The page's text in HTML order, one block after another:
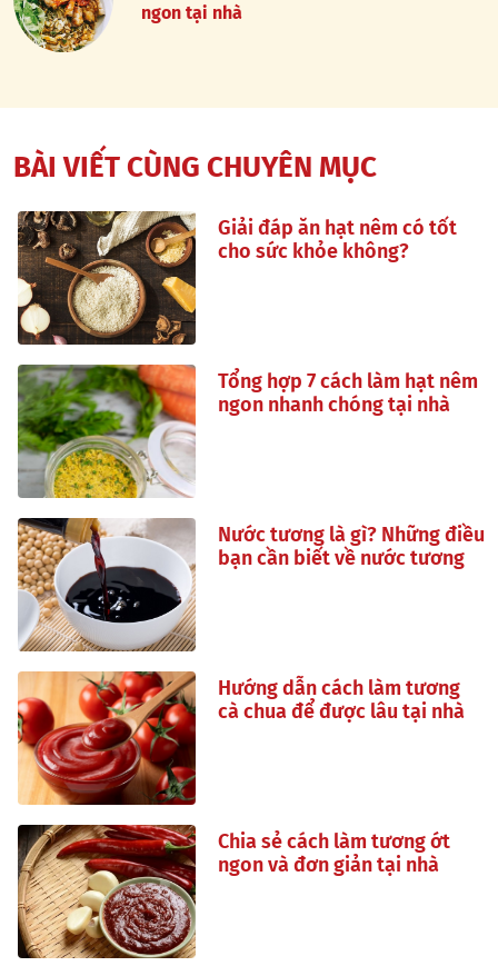
ngon tại nhà
BÀI VIẾT CÙNG CHUYÊN MỤC
Giải đáp ăn hạt nêm có tốt
cho sức khỏe không?
Tổng hợp 7 cách làm hạt nêm
ngon nhanh chóng tại nhà
Nước tương là gì? Những điều
bạn cần biết về nước tương
Hướng dẫn cách làm tương
cà chua để được lâu tại nhà
Chia sẻ cách làm tương ớt
ngon và đơn giản tại nhà